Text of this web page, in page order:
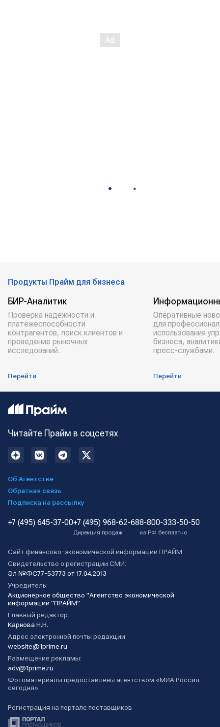
Продукты Прайм для бизнеса
БИР-Аналитик
Проверка надёжности и
платёжеспособности
контрагентов, поиск клиентов и
проведение рыночных
исследований.
Перейти
Оперативные
для
использования
бизнеса,
пресс-службами.
Перейти
Читайте Прайм в соцсетях
Об Агентстве
Обратная связь
Подписка на рассылку
+7 (495) 645-37-00+7 (495) 968-62-68
Дирекция продаж
8-800-333-50-50
из РФ бесплатно
Сайт финансово-экономической информации ПРАЙМ
Свидетельство о регистрации СМИ:
Эл №ФС77-53773 от 17.04.2013
Учредитель:
Акционерное общество "Агентство экономической
информации "ПРАЙМ"
Главный редактор:
Карнова Н.Н.
Адрес электронной почты редакции:
website@1prime.ru
Размещение рекламы:
adv@1prime.ru
Фотоматериалы предоставлены агентством «МИА Россия
сегодня».
Регистрация на портале поставщиков